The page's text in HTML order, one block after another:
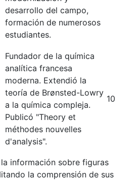
desarrollo del campo,
formación de numerosos
estudiantes.
Fundador de la química
analítica francesa
moderna. Extendió la
teoría de Brønsted-Lowry
a la química compleja.
Publicó "Theory et
méthodes nouvelles
d'analysis".
10
información sobre figuras
la comprensión de sus